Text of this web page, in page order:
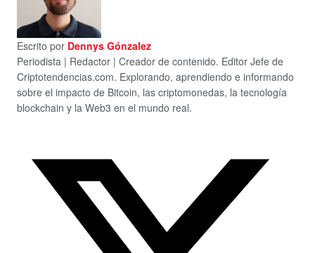
Escrito por Dennys Gónzalez
Periodista | Redactor | Creador de contenido. Editor Jefe de
Criptotendencias.com. Explorando, aprendiendo e informando
sobre el impacto de Bitcoin, las criptomonedas, la tecnología
blockchain y la Web3 en el mundo real.